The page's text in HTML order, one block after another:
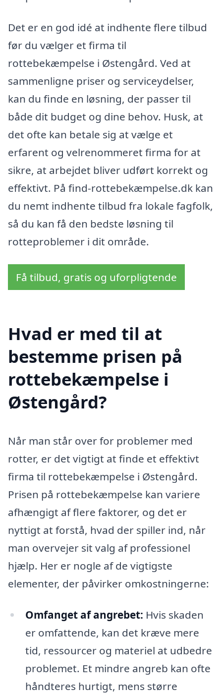
Det er en god idé at indhente flere tilbud
før du vælger et firma til
rottebekæmpelse i Østengård. Ved at
sammenligne priser og serviceydelser,
kan du finde en løsning, der passer til
både dit budget og dine behov. Husk, at
det ofte kan betale sig at vælge et
erfarent og velrenommeret firma for at
sikre, at arbejdet bliver udført korrekt og
effektivt. På find-rottebekæmpelse.dk kan
du nemt indhente tilbud fra lokale fagfolk,
så du kan få den bedste løsning til
rotteproblemer i dit område.
Få tilbud, gratis og uforpligtende
Hvad er med til at
bestemme prisen på
rottebekæmpelse i
Østengård?
Når man står over for problemer med
rotter, er det vigtigt at finde et effektivt
firma til rottebekæmpelse i Østengård.
Prisen på rottebekæmpelse kan variere
afhængigt af flere faktorer, og det er
nyttigt at forstå, hvad der spiller ind, når
man overvejer sit valg af professionel
hjælp. Her er nogle af de vigtigste
elementer, der påvirker omkostningerne:
Omfanget af angrebet: Hvis skaden
er omfattende, kan det kræve mere
tid, ressourcer og materiel at udbedre
problemet. Et mindre angreb kan ofte
håndteres hurtigt, mens større